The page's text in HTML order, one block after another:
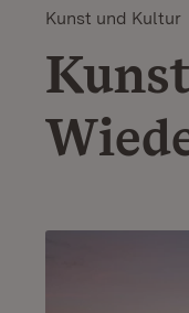
Kunst und Kultur